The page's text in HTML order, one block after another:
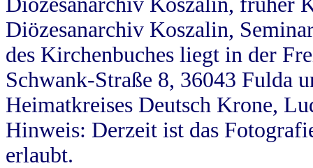
Diözesanarchiv Koszalin,
des Kirchenbuches liegt in der
Schwank-Straße 8, 36043 Fulda
Heimatkreises Deutsch Krone,
Hinweis: Derzeit ist das
erlaubt.